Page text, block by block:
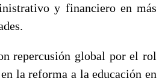
y financiero en más
repercusión global por el rol
la reforma a la educación en